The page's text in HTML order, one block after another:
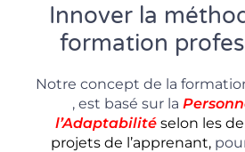
Innover la
formation
Notre concept de la
, est basé sur la P
l’Adaptabilité selon les
projets de l’apprenant,